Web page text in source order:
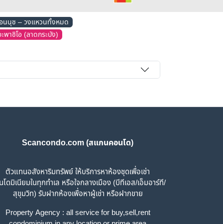
นนุช – วงแหวนทั้งหมด
พาซิโอ (ลาดกระบัง)
Scancondo.com (สแกนคอนโด)
ตัวแทนอสังหาริมทรัพย์ ให้บริการหาห้องชุดเพื่อเช่า
ดมิเนียมในทุกทำเล หรือใจกลางเมือง (บีทีเอส/เอ็มอาร์ที/
สุขุมวิท) รับฝากห้องเพื่อหาผู้เช่า หรือฝากขาย
Property Agency : all service for buy,sell,rent